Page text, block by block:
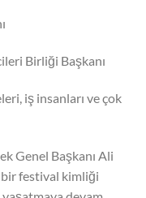
Birliği Başkanı
iş insanları ve çok
Genel Başkanı Ali
bir festival kimliği